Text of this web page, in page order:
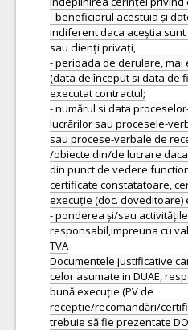
- beneficiarul acestuia și
indiferent daca aceștia
sau clienți privați,
- perioada de derulare,
(data de început si data de
executat contractul;
- numărul si data
lucrărilor sau procesele-
sau procese-verbale de
/obiecte din/de lucrare
din punct de vedere
certificate constatatoare,
execuție (doc. doveditoare)
- ponderea și/sau
responsabil,impreuna cu
TVA
Documentele justificative
celor asumate in DUAE,
bună execuție (PV de
recepție/recomandări/
trebuie să fie prezentate